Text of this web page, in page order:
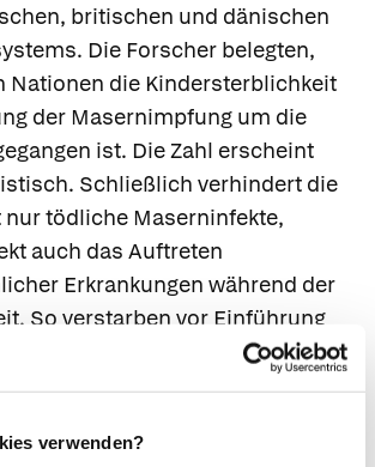
verwenden?
britischen und dänischen
Die Forscher belegten,
Nationen die Kindersterblichkeit
der Masernimpfung um die
ist. Die Zahl erscheint
Schließlich verhindert die
tödliche Maserninfekte,
auch das Auftreten
Erkrankungen während der
So verstarben vor Einführung
Kinder
als in den